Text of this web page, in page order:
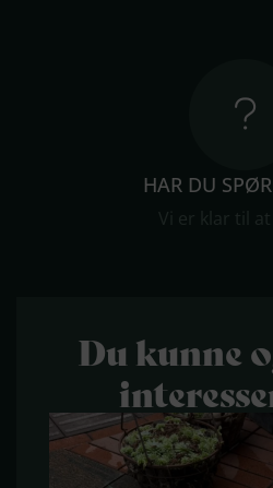
HAR DU
Vi er klar til at
Du kunne